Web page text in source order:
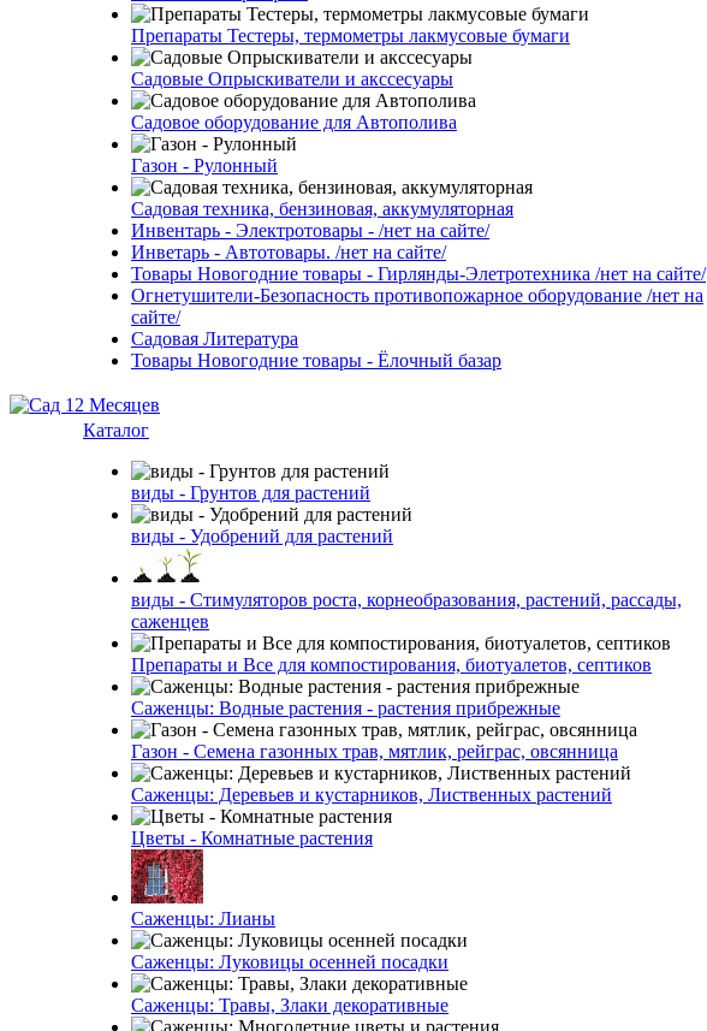
Препараты Тестеры, термометры лакмусовые бумаги
Садовые Опрыскиватели и акссесуары
Садовое оборудование для Автополива
Газон - Рулонный
Садовая техника, бензиновая, аккумуляторная
Инвентарь - Электротовары - /нет на сайте/
Инветарь - Автотовары. /нет на сайте/
Товары Новогодние товары - Гирлянды-Элетротехника /нет на сайте/
Огнетушители-Безопасность противопожарное оборудование /нет на
сайте/
Садовая Литература
Товары Новогодние товары - Ёлочный базар
Каталог
виды - Грунтов для растений
виды - Удобрений для растений
виды - Стимуляторов роста, корнеобразования, растений, рассады,
саженцев
Препараты и Все для компостирования, биотуалетов, септиков
Саженцы: Водные растения - растения прибрежные
Газон - Семена газонных трав, мятлик, рейграс, овсянница
Саженцы: Деревьев и кустарников, Лиственных растений
Цветы - Комнатные растения
Саженцы: Лианы
Саженцы: Луковицы осенней посадки
Саженцы: Травы, Злаки декоративные